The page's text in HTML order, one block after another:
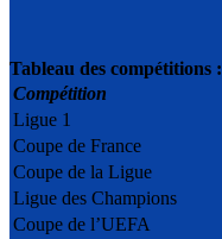
Tableau des compétitions :
Compétition
Ligue 1
Coupe de France
Coupe de la Ligue
Ligue des Champions
Coupe de l’UEFA